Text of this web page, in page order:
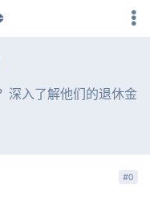
深入了解他们的退休金
#0